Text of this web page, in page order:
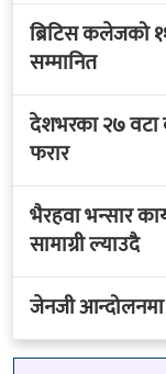
ब्रिटिस कलेजको
सम्मानित
देशभरका २७ वटा
फरार
भैरहवा भन्सार
सामाग्री ल्याउदै
जेनजी आन्दोलनमा